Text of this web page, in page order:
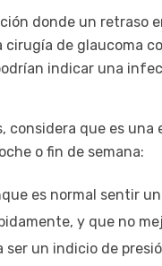
donde un retraso
cirugía de glaucoma
indicar una
que es una
o fin de semana:
es normal sentir
y que no
ser un indicio de